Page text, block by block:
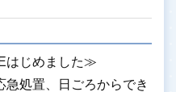
はじめました≫
急処置、日ごろからでき